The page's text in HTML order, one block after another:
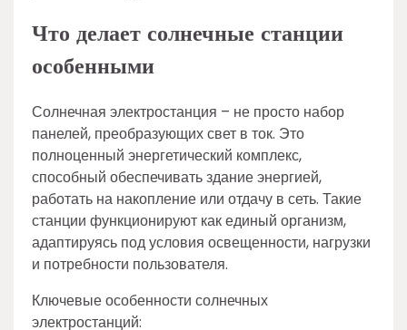
Что делает солнечные станции
особенными
Солнечная электростанция – не просто набор
панелей, преобразующих свет в ток. Это
полноценный энергетический комплекс,
способный обеспечивать здание энергией,
работать на накопление или отдачу в сеть. Такие
станции функционируют как единый организм,
адаптируясь под условия освещенности, нагрузки
и потребности пользователя.
Ключевые особенности солнечных
электростанций: